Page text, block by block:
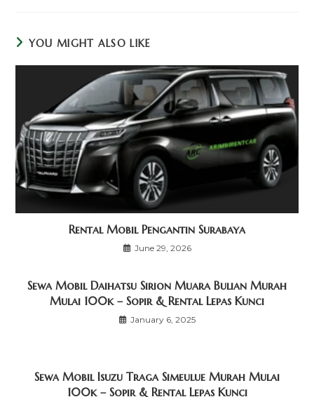
YOU MIGHT ALSO LIKE
Rental Mobil Pengantin Surabaya
June 29, 2026
Sewa Mobil Daihatsu Sirion Muara Bulian Murah
Mulai 100k – Sopir & Rental Lepas Kunci
January 6, 2025
Sewa Mobil Isuzu Traga Simeulue Murah Mulai
100k – Sopir & Rental Lepas Kunci